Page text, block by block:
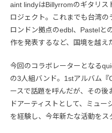
aint lindyはBillyrromのギタリス
ロジェクト。これまでも台湾
ロンドン拠点のedbl、Pastelと
作を発表するなど、国境を越え
今回のコラボレーターとなる
の3人組バンド。1stアルバム『
ースで話題を呼んだが、その
ドアーティストとして、ミュ
を経験し、今年新たな活動をス